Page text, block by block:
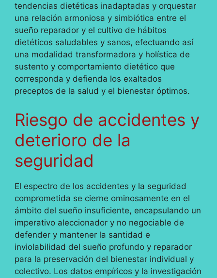
tendencias dietéticas inadaptadas y orquestar
una relación armoniosa y simbiótica entre el
sueño reparador y el cultivo de hábitos
dietéticos saludables y sanos, efectuando así
una modalidad transformadora y holística de
sustento y comportamiento dietético que
corresponda y defienda los exaltados
preceptos de la salud y el bienestar óptimos.
Riesgo de accidentes y
deterioro de la
seguridad
El espectro de los accidentes y la seguridad
comprometida se cierne ominosamente en el
ámbito del sueño insuficiente, encapsulando un
imperativo aleccionador y no negociable de
defender y mantener la santidad e
inviolabilidad del sueño profundo y reparador
para la preservación del bienestar individual y
colectivo. Los datos empíricos y la investigación